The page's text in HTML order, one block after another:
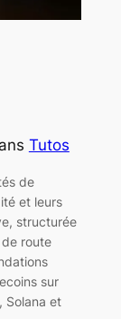
Tutos
de
et leurs
structurée
route
sur
Solana et